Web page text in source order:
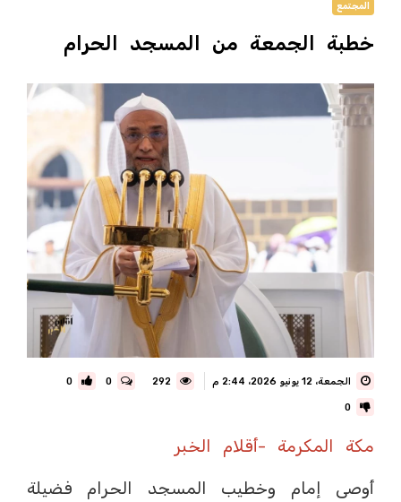
المجتمع
خطبة الجمعة من المسجد الحرام
الجمعة، 12 يونيو 2026، 2:44 م 0
0
0
مكة المكرمة -أقلام الخبر
أوصى إمام وخطيب المسجد الحرام فضيلة